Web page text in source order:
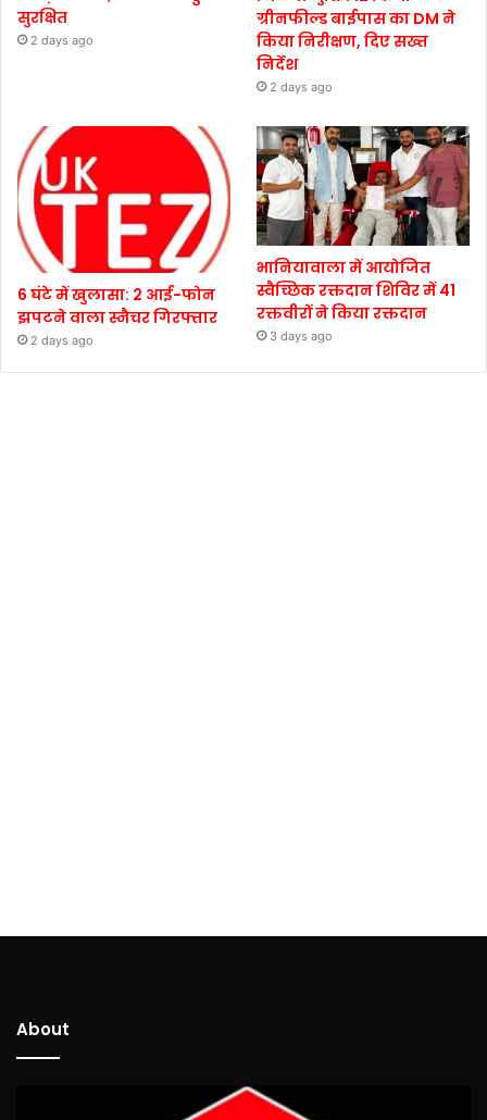
सुरक्षित
2 days ago
ग्रीनफील्ड बाईपास का DM ने
किया निरीक्षण, दिए सख्त
निर्देश
2 days ago
6 घंटे में खुलासा: 2 आई-फोन
झपटने वाला स्नैचर गिरफ्तार
2 days ago
भानियावाला में आयोजित
स्वैच्छिक रक्तदान शिविर में 41
रक्तवीरों ने किया रक्तदान
3 days ago
About